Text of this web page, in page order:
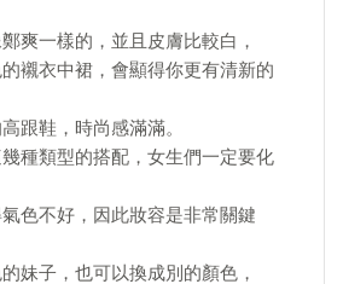
爽一樣的，並且皮膚比較白，
襯衣中裙，會顯得你更有清新的
跟鞋，時尚感滿滿。
種類型的搭配，女生們一定要化
色不好，因此妝容是非常關鍵
妹子，也可以換成別的顏色，